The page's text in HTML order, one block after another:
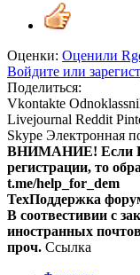
Оценки: Оценили
Войдите или
Поделиться:
Vkontakte
Livejournal Reddit
Skype Электронная
ВНИМАНИЕ! Ecли
регистрации, то
t.me/help_for_dem
ТехПоддержка
В соотвестивии с
иностранных
проч. Ссылка